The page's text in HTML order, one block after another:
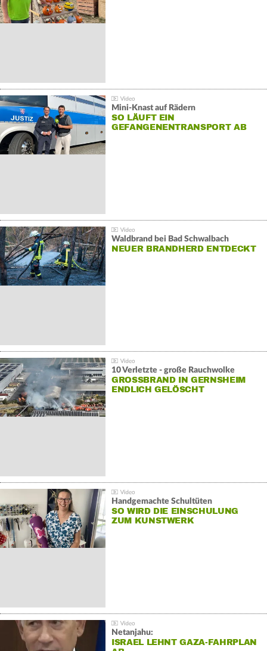
Mini-Knast auf Rädern
SO LÄUFT EIN
GEFANGENENTRANSPORT AB
Waldbrand bei Bad Schwalbach
NEUER BRANDHERD ENTDECKT
10 Verletzte - große Rauchwolke
GROSSBRAND IN GERNSHEIM E
NDLICH GELÖSCHT
Handgemachte Schultüten
SO WIRD DIE EINSCHULUNG
ZUM KUNSTWERK
Netanjahu:
ISRAEL LEHNT GAZA-FAHRPLAN